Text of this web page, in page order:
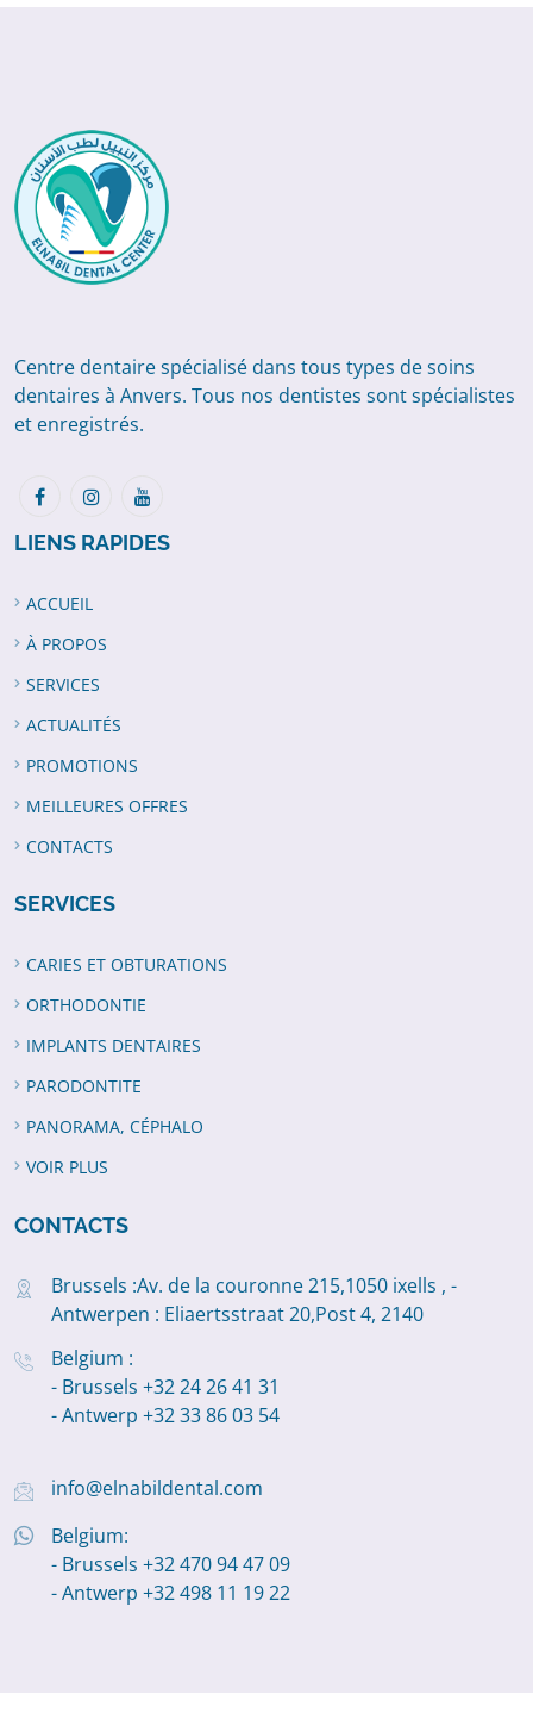
Centre dentaire spécialisé dans tous types de soins
dentaires à Anvers. Tous nos dentistes sont spécialistes
et enregistrés.
LIENS RAPIDES
ACCUEIL
À PROPOS
SERVICES
ACTUALITÉS
PROMOTIONS
MEILLEURES OFFRES
CONTACTS
SERVICES
CARIES ET OBTURATIONS
ORTHODONTIE
IMPLANTS DENTAIRES
PARODONTITE
PANORAMA, CÉPHALO
VOIR PLUS
CONTACTS
Brussels :Av. de la couronne 215,1050 ixells , -
Antwerpen : Eliaertsstraat 20,Post 4, 2140
Belgium :
- Brussels +32 24 26 41 31
- Antwerp +32 33 86 03 54
info@elnabildental.com
Belgium:
- Brussels +32 470 94 47 09
- Antwerp +32 498 11 19 22